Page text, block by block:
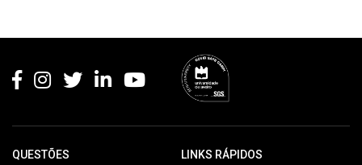
QUESTÕES LINKS RÁPIDOS